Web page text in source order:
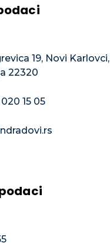
19, Novi Karlovci,
22320
15 05